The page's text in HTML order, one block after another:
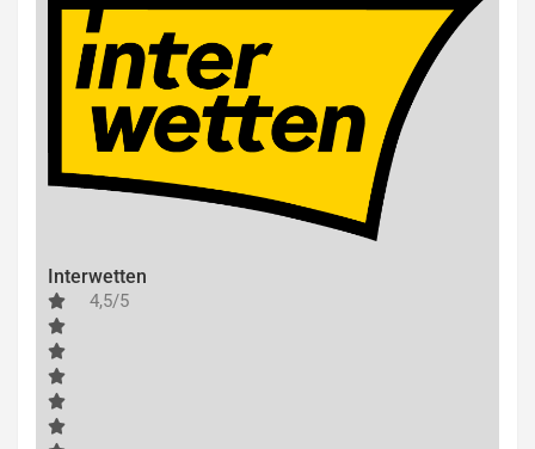
Interwetten
4,5/5